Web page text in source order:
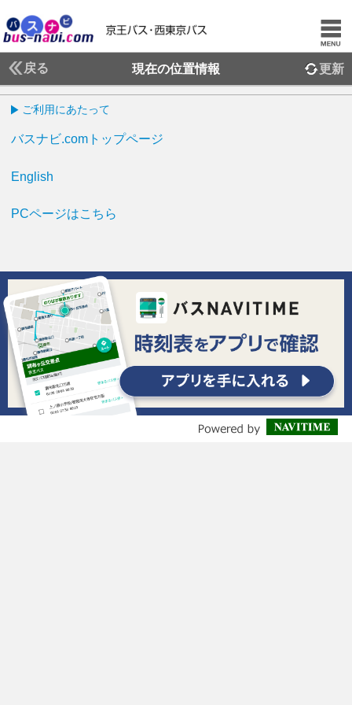
戻る 現在の位置情報 更新
ご利用にあたって
バスナビ.comトップページ
English
PCページはこちら